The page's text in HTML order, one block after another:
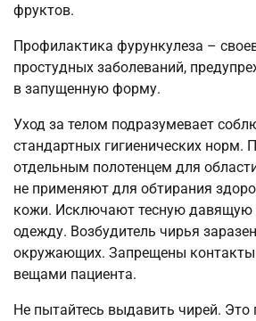
фруктов.
Профилактика фурункулеза –
простудных заболеваний,
в запущенную форму.
Уход за телом подразумевает
стандартных гигиенических норм.
отдельным полотенцем для
не применяют для обтирания
кожи. Исключают тесную давящую
одежду. Возбудитель чирья
окружающих. Запрещены контакты
вещами пациента.
Не пытайтесь выдавить чирей. Это